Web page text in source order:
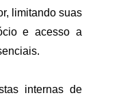
limitando suas
e acesso a
internas de